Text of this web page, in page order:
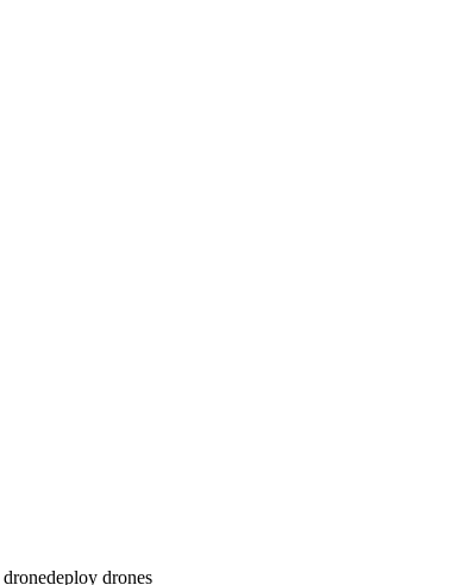
dronedeploy drones